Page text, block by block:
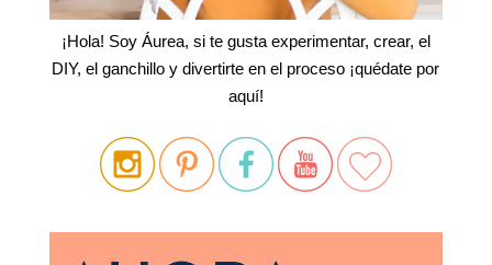
¡Hola! Soy Áurea, si te gusta experimentar, crear, el
DIY, el ganchillo y divertirte en el proceso ¡quédate por
aquí!